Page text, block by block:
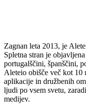
Zagnan leta 2013, je
Spletna stran je
portugalščini, španščini,
Aleteio obišče več kot 10
aplikacije in družbenih
ljudi po vsem svetu,
medijev.